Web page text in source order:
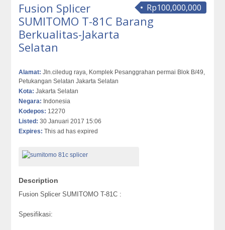
Rp100,000,000
Fusion Splicer
SUMITOMO T-81C Barang
Berkualitas-Jakarta
Selatan
Alamat: Jln.ciledug raya, Komplek Pesanggrahan permai Blok B/49,
Petukangan Selatan Jakarta Selatan
Kota: Jakarta Selatan
Negara: Indonesia
Kodepos: 12270
Listed: 30 Januari 2017 15:06
Expires: This ad has expired
Description
Fusion Splicer SUMITOMO T-81C :
Spesifikasi: